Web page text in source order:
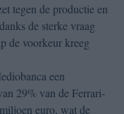
tegen de productie en
de sterke vraag
de voorkeur kreeg
een
29% van de Ferrari-
euro, wat de